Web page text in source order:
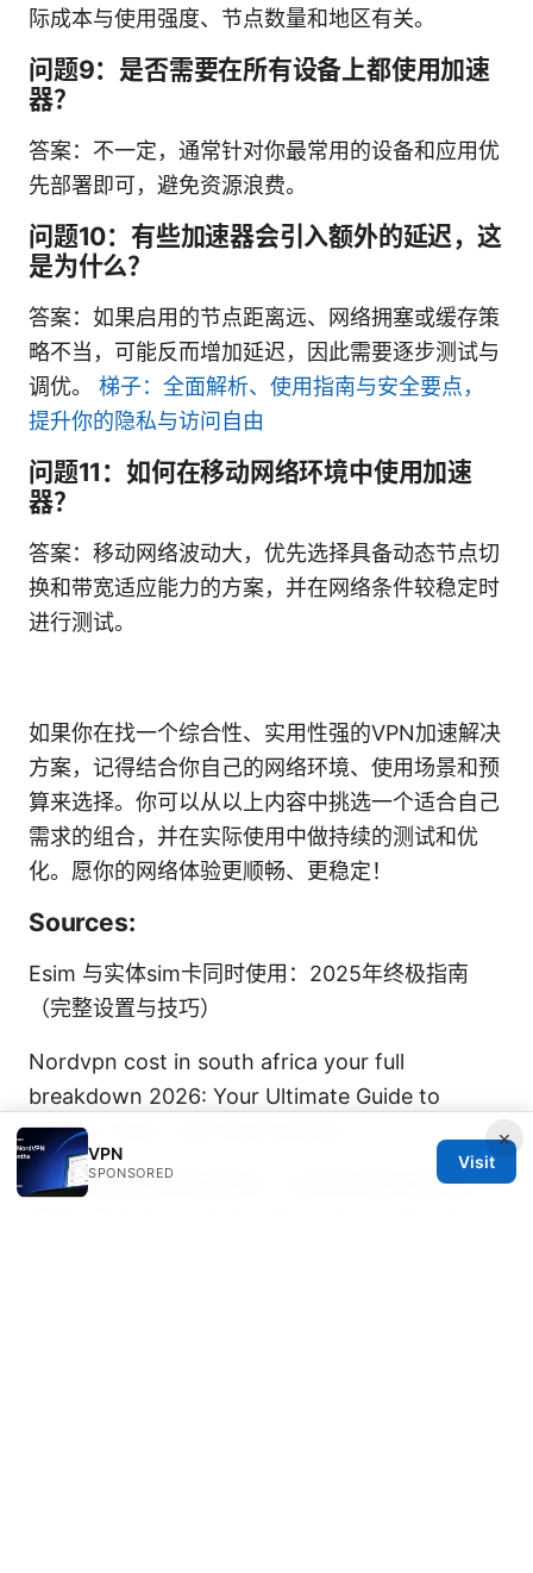
际成本与使用强度、节点数量和地区有关。
问题9：是否需要在所有设备上都使用加速
器？
答案：不一定，通常针对你最常用的设备和应用优
先部署即可，避免资源浪费。
问题10：有些加速器会引入额外的延迟，这
是为什么？
答案：如果启用的节点距离远、网络拥塞或缓存策
略不当，可能反而增加延迟，因此需要逐步测试与
调优。 梯子：全面解析、使用指南与安全要点，
提升你的隐私与访问自由
问题11：如何在移动网络环境中使用加速
器？
答案：移动网络波动大，优先选择具备动态节点切
换和带宽适应能力的方案，并在网络条件较稳定时
进行测试。
如果你在找一个综合性、实用性强的VPN加速解决
方案，记得结合你自己的网络环境、使用场景和预
算来选择。你可以从以上内容中挑选一个适合自己
需求的组合，并在实际使用中做持续的测试和优
化。愿你的网络体验更顺畅、更稳定！
Sources:
Esim 与实体sim卡同时使用：2025年终极指南
（完整设置与技巧）
Nordvpn cost in south africa your full
breakdown 2026: Your Ultimate Guide to
Pricing, Plans, and Real Savings
Vpn加速器差别全面解读：从协议到服务器网络、
×
VPN
SPONSORED
Visit